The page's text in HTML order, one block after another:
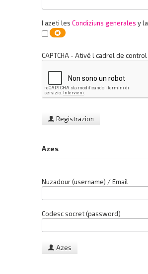
I azeti les Condiziuns generales y la
CAPTCHA - Ativé l cadrel de control
Registrazion
Azes
Nuzadour (username) / Email
Codesc socret (password)
Azes